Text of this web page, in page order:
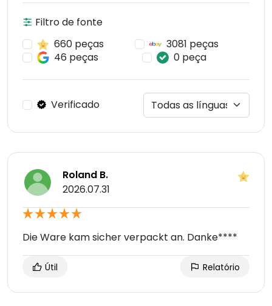
Filtro de fonte
660 peças
3081 peças
46 peças
0 peça
Verificado
Roland B.
2026.07.31
Die Ware kam sicher verpackt an. Danke****
Útil Relatório